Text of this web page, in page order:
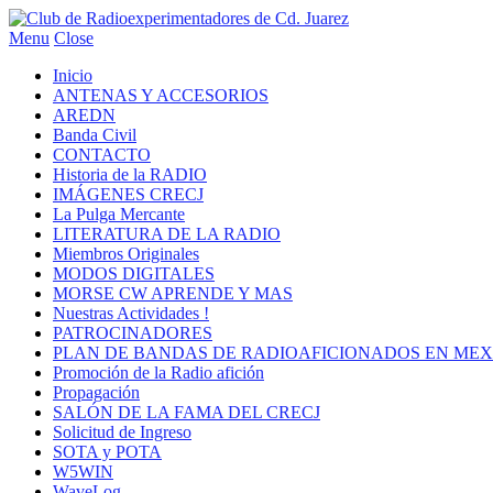
Menu Close
Inicio
ANTENAS Y ACCESORIOS
AREDN
Banda Civil
CONTACTO
Historia de la RADIO
IMÁGENES CRECJ
La Pulga Mercante
LITERATURA DE LA RADIO
Miembros Originales
MODOS DIGITALES
MORSE CW APRENDE Y MAS
Nuestras Actividades !
PATROCINADORES
PLAN DE BANDAS DE RADIOAFICIONADOS EN
Promoción de la Radio afición
Propagación
SALÓN DE LA FAMA DEL CRECJ
Solicitud de Ingreso
SOTA y POTA
W5WIN